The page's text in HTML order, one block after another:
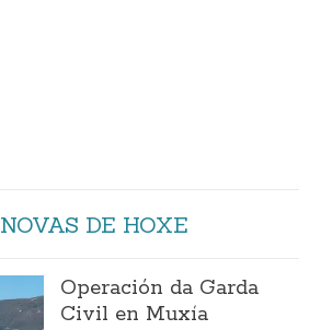
NOVAS DE HOXE
Operación da Garda
Civil en Muxía